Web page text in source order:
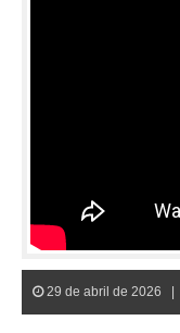
29 de abril de 2026 |